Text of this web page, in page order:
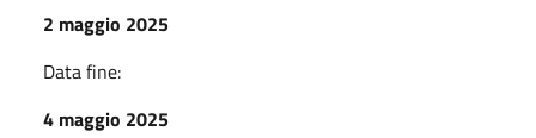
2 maggio 2025
Data fine:
4 maggio 2025